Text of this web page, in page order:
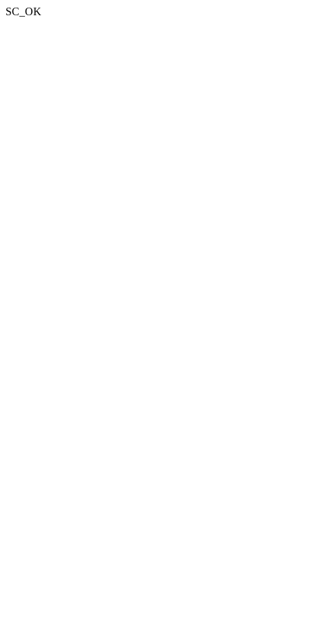
SC_OK